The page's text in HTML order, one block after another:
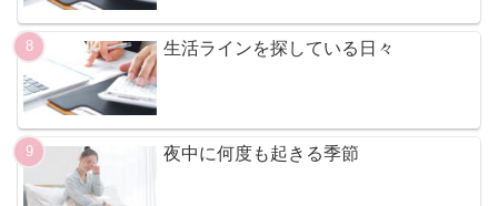
生活ラインを探している日々
夜中に何度も起きる季節